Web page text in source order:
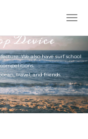
Device
We also have surf school
travel, and friends.